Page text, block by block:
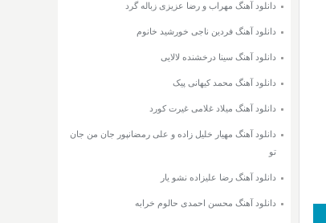
دانلود آهنگ مهراب و رضا عزیزی زباله گرد
دانلود آهنگ فردین ناجی خورشید خانوم
دانلود آهنگ سینا درخشنده لالایی
دانلود آهنگ محمد کیهانی پیک
دانلود آهنگ میلاد غلامی غیرت کورد
دانلود آهنگ مهیار خلیل زاده و علی رمضانپور جان من جان
تو
دانلود آهنگ رضا علیزاده نشو یار
دانلود آهنگ محسن احمدی حالوم خرابه